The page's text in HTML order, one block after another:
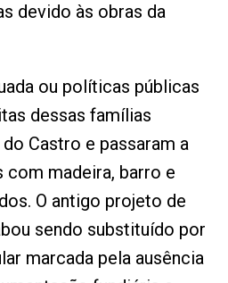
devido às obras da
ou políticas públicas
dessas famílias
Castro e passaram a
com madeira, barro e
O antigo projeto de
sendo substituído por
marcada pela ausência